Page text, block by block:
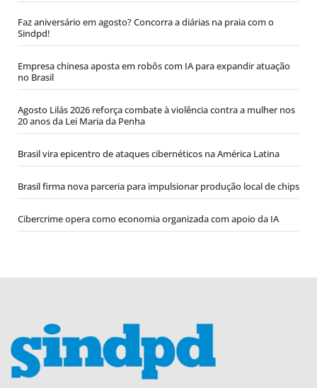
Faz aniversário em agosto? Concorra a diárias na praia com o
Sindpd!
Empresa chinesa aposta em robôs com IA para expandir atuação
no Brasil
Agosto Lilás 2026 reforça combate à violência contra a mulher nos
20 anos da Lei Maria da Penha
Brasil vira epicentro de ataques cibernéticos na América Latina
Brasil firma nova parceria para impulsionar produção local de chips
Cibercrime opera como economia organizada com apoio da IA